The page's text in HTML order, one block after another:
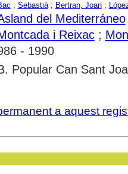
; Sebastià; Bertran, Joan;
del Mediterráneo
i Reixac;
- 1990
Popular Can Sant
a aquest